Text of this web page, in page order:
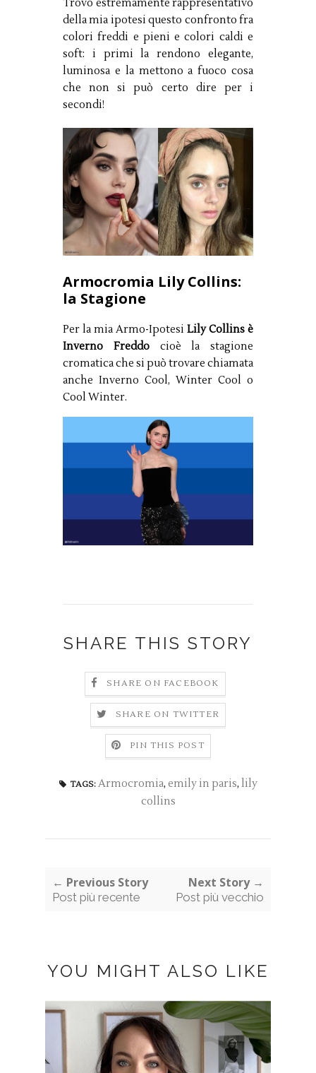
Trovo estremamente rappresentativo
della mia ipotesi questo confronto fra
colori freddi e pieni e colori caldi e
soft: i primi la rendono elegante,
luminosa e la mettono a fuoco cosa
che non si può certo dire per i
secondi!
Armocromia Lily Collins:
la Stagione
Per la mia Armo-Ipotesi Lily Collins è
Inverno Freddocioè la stagione
cromatica che si può trovare chiamata
anche Inverno Cool, Winter Cool o
Cool Winter.
SHARE THIS STORY
SHARE ON FACEBOOK
SHARE ON TWITTER
PIN THIS POST
TAGS: Armocromia, emily in paris, lily
collins
← Previous Story
Post più recente
Next Story →
Post più vecchio
YOU MIGHT ALSO LIKE